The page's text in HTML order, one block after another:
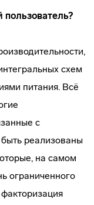
пользователь?
схем
питания. Всё
с
реализованы
на самом
ограниченного